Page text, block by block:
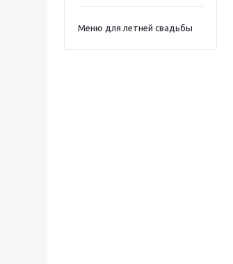
Меню для летней свадьбы